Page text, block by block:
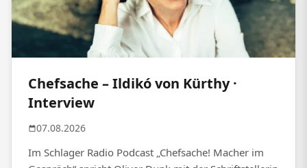
Chefsache – Ildikó von Kürthy ·
Interview
07.08.2026
Im Schlager Radio Podcast „Chefsache! Macher im